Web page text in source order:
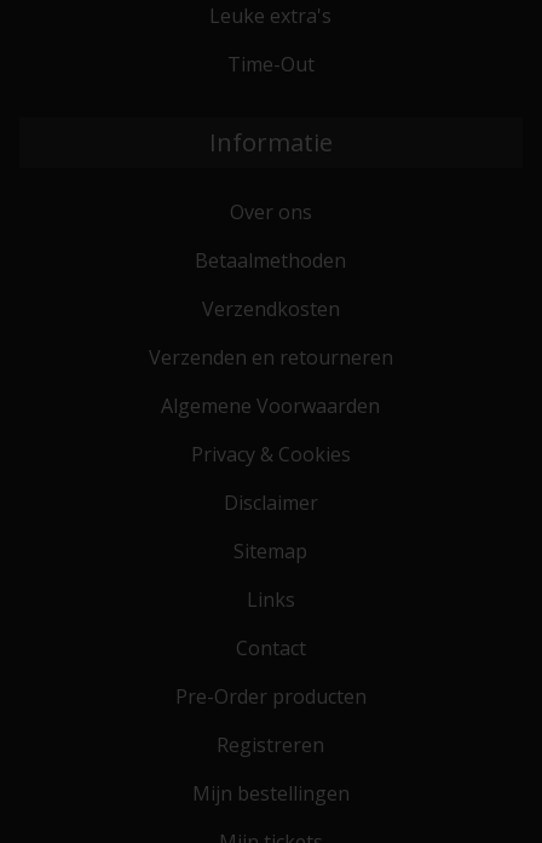
Leuke extra's
Time-Out
Informatie
Over ons
Betaalmethoden
Verzendkosten
Verzenden en retourneren
Algemene Voorwaarden
Privacy & Cookies
Disclaimer
Sitemap
Links
Contact
Pre-Order producten
Registreren
Mijn bestellingen